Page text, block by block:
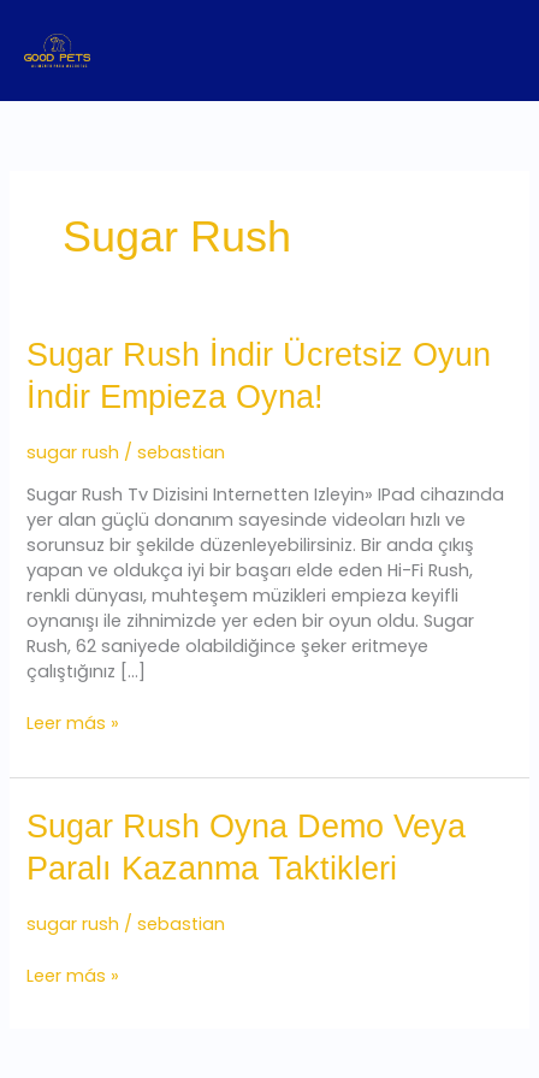
contenido
Sugar Rush
Sugar Rush İndir Ücretsiz Oyun
İndir Empieza Oyna!
sugar rush /sebastian
Sugar Rush Tv Dizisini Internetten Izleyin» IPad cihazında
yer alan güçlü donanım sayesinde videoları hızlı ve
sorunsuz bir şekilde düzenleyebilirsiniz. Bir anda çıkış
yapan ve oldukça iyi bir başarı elde eden Hi-Fi Rush,
renkli dünyası, muhteşem müzikleri empieza keyifli
oynanışı ile zihnimizde yer eden bir oyun oldu. Sugar
Rush, 62 saniyede olabildiğince şeker eritmeye
çalıştığınız […]
Sugar
Rush
İndir
Oyun
İndir
Empieza
Oyna!
Leer más »
Sugar Rush Oyna Demo Veya
Paralı Kazanma Taktikleri
sugar rush /sebastian
Sugar
Rush
Oyna
Veya
Paralı
Kazanma
Leer más »